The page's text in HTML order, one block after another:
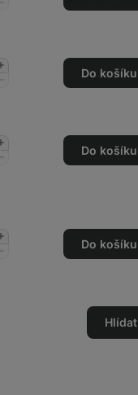
Přidat
Do košíku
Přidat
Do košíku
Přidat
Do košíku
Hlídat